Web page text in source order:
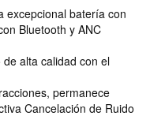
excepcional batería con
Bluetooth y ANC
alta calidad con el
permanece
Cancelación de Ruido